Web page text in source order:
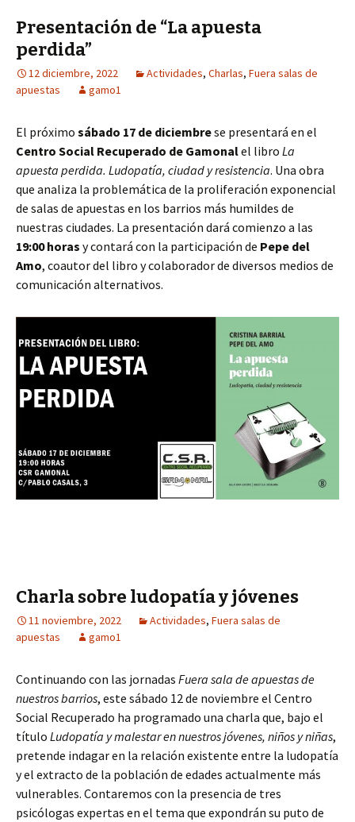
Presentación de “La apuesta
perdida”
12 diciembre, 2022 Actividades, Charlas, Fuera salas de
apuestas
gamo1
El próximo sábado 17 de diciembrese presentará en el
Centro Social Recuperado de Gamonalel libro La
apuesta perdida. Ludopatía, ciudad y resistencia. Una obra
que analiza la problemática de la proliferación exponencial
de salas de apuestas en los barrios más humildes de
nuestras ciudades. La presentación dará comienzo a las
19:00 horas y contará con la participación de Pepe del
Amo, coautor del libro y colaborador de diversos medios de
comunicación alternativos.
Charla sobre ludopatía y jóvenes
11 noviembre, 2022 Actividades, Fuera salas de
apuestas
gamo1
Continuando con las jornadas Fuera sala de apuestas de
nuestros barrios, este sábado 12 de noviembre el Centro
Social Recuperado ha programado una charla que, bajo el
título Ludopatía y malestar en nuestros jóvenes, niños y niñas,
pretende indagar en la relación existente entre la ludopatía
y el extracto de la población de edades actualmente más
vulnerables. Contaremos con la presencia de tres
psicólogas expertas en el tema que expondrán su puto de